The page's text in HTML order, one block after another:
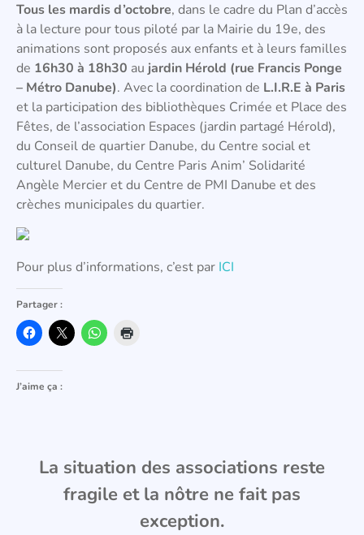
Tous les mardis d’octobre, dans le cadre du Plan d’accès
à la lecture pour tous piloté par la Mairie du 19e, des
animations sont proposés aux enfants et à leurs familles
de 16h30 à 18h30 au jardin Hérold (rue Francis Ponge
– Métro Danube). Avec la coordination de L.I.R.E à Paris
et la participation des bibliothèques Crimée et Place des
Fêtes, de l’association Espaces (jardin partagé Hérold),
du Conseil de quartier Danube, du Centre social et
culturel Danube, du Centre Paris Anim’ Solidarité
Angèle Mercier et du Centre de PMI Danube et des
crèches municipales du quartier.
Pour plus d’informations, c’est par ICI
Partager :
J’aime ça :
La situation des associations reste
fragile et la nôtre ne fait pas
exception.